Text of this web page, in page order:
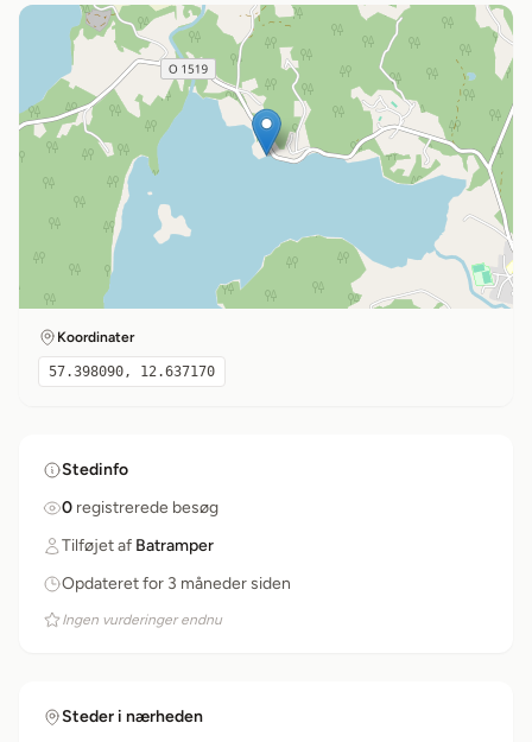
Koordinater
57.398090, 12.637170
Stedinfo
0 registrerede besøg
Tilføjet af Batramper
Opdateret for 3 måneder siden
Ingen vurderinger endnu
Steder i nærheden